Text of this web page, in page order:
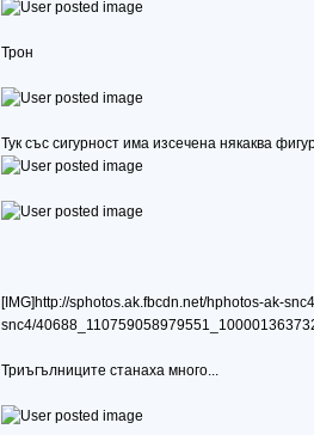
Трон
Тук със сигурност има изсечена някаква
[IMG]http://sphotos.ak.fbcdn.net/hphotos-ak-
snc4/
Триъгълниците станаха много...